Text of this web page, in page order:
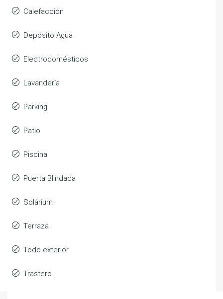
Calefacción
Depósito Agua
Electrodomésticos
Lavandería
Parking
Patio
Piscina
Puerta Blindada
Solárium
Terraza
Todo exterior
Trastero